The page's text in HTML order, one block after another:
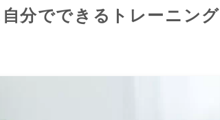
分でできるトレーニング